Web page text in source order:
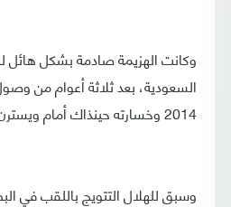
وكانت الهزيمة صادمة بشكل هائل
السعودية، بعد ثلاثة أعوام من
2014 وخسارته حينذاك أمام ويسترن الأسترالي.
وسبق للهلال التتويج باللقب في